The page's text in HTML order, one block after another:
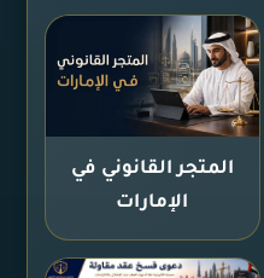
المتجر القانوني في
الإمارات